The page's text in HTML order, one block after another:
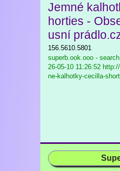
Jemné
horties -
usní
156.5610.5801
superb.ook.ooo -
26-05-10 11:26:52
ne-kalhotky-cecilla-